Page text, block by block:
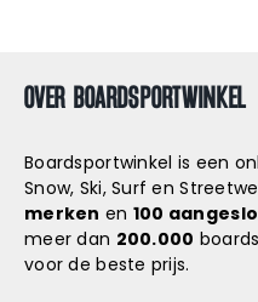
OVER BOARDSPORTWINKEL
Boardsportwinkel is een
Snow, Ski, Surf en
merken en 100
meer dan 200.000
voor de beste prijs.